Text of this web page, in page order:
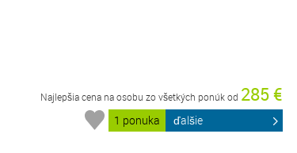
Najlepšia cena na osobu zo všetkých ponúk od 285 €
1 ponuka ďalšie